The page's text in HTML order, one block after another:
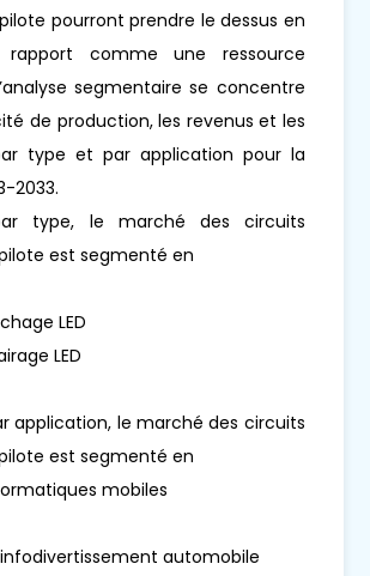
pourront prendre le dessus en
comme une ressource
segmentaire se concentre
de production, les revenus et les
type et par application pour la
2033.
type, le marché des circuits
est segmenté en
LED
LED
application, le marché des circuits
est segmenté en
mobiles
automobile